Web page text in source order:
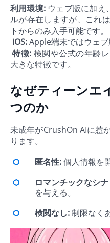
利用環境:ウェブ版に加え
ルが存在しますが、これ
トからのみ入手可能です。
iOS:Apple端末ではウェブ
特徴: 検閲や公式の年齢
大きな特徴です。
なぜティーンエ
つのか
未成年がCrushOn AIに惹
ります。
匿名性:個人情報を
ロマンチックなシ
を与える。
検閲なし:制限なく